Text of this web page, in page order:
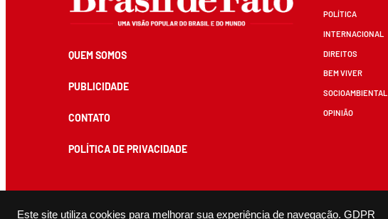
Este site utiliza cookies para melhorar sua experiência de navegação. GDPR
QUEM SOMOS
PUBLICIDADE
CONTATO
POLÍTICA DE PRIVACIDADE
POLÍTICA
INTERNACIONAL
DIREITOS
BEM VIVER
SOCIOAMBIENTAL
OPINIÃO